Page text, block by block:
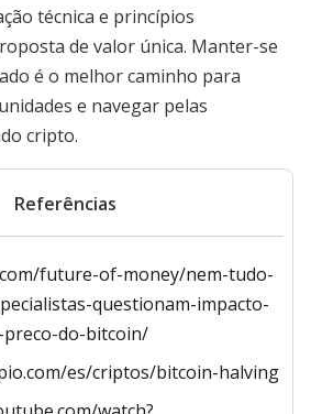
técnica e princípios
de valor única. Manter-se
é o melhor caminho para
e navegar pelas
cripto.
Referências
future-of-money/nem-tudo-
questionam-impacto-
do-bitcoin/
es/criptos/bitcoin-halving